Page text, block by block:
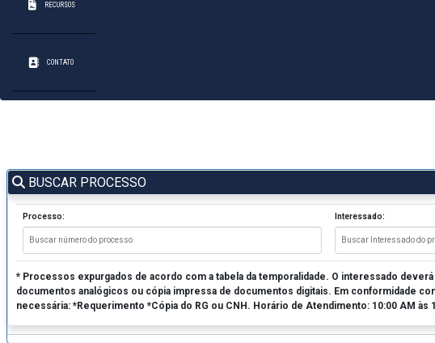
RECURSOS
CONTATO
BUSCAR PROCESSO
Processo: Interessado:
* Processos expurgados de acordo com a tabela da temporalidade. O interessado
documentos analógicos ou cópia impressa de documentos digitais. Em conformidade
necessária: *Requerimento *Cópia do RG ou CNH. Horário de Atendimento: 10:00 AM às